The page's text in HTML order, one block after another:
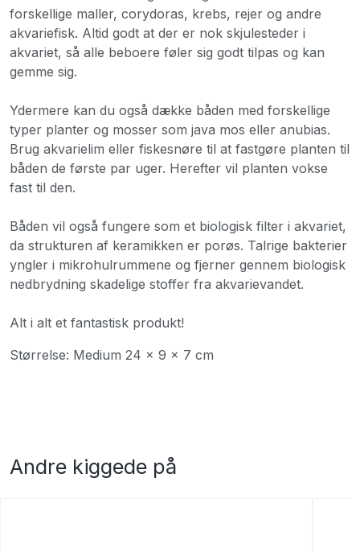
forskellige maller, corydoras, krebs, rejer og andre
akvariefisk. Altid godt at der er nok skjulesteder i
akvariet, så alle beboere føler sig godt tilpas og kan
gemme sig.
Ydermere kan du også dække båden med forskellige
typer planter og mosser som java mos eller anubias.
Brug akvarielim eller fiskesnøre til at fastgøre planten til
båden de første par uger. Herefter vil planten vokse
fast til den.
Båden vil også fungere som et biologisk filter i akvariet,
da strukturen af ​​keramikken er porøs. Talrige bakterier
yngler i mikrohulrummene og fjerner gennem biologisk
nedbrydning skadelige stoffer fra akvarievandet.
Alt i alt et fantastisk produkt!
Størrelse: Medium 24 × 9 × 7 cm
Andre kiggede på